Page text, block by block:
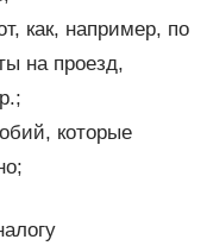
как, например, по
на проезд,
которые